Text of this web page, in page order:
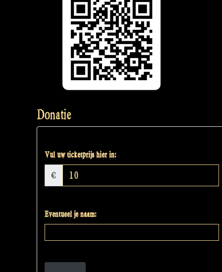
Donatie
Vul uw ticketprijs hier in:
€
Eventueel je naam: